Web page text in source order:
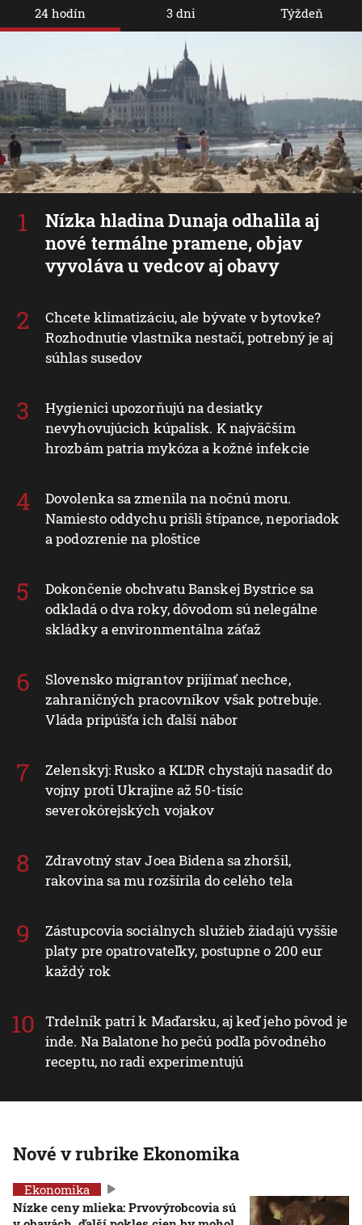
24 hodín
Nízka hladina Dunaja odhalila aj
nové termálne pramene, objav
vyvoláva u vedcov aj obavy
Chcete klimatizáciu, ale bývate v bytovke?
Rozhodnutie vlastníka nestačí, potrebný je aj
súhlas susedov
Hygienici upozorňujú na desiatky
nevyhovujúcich kúpalísk. K najväčším
hrozbám patria mykóza a kožné infekcie
Dovolenka sa zmenila na nočnú moru.
Namiesto oddychu prišli štípance, neporiadok
a podozrenie na ploštice
Dokončenie obchvatu Banskej Bystrice sa
odkladá o dva roky, dôvodom sú nelegálne
skládky a environmentálna záťaž
Slovensko migrantov prijímať nechce,
zahraničných pracovníkov však potrebuje.
Vláda pripúšťa ich ďalší nábor
Zelenskyj: Rusko a KĽDR chystajú nasadiť do
vojny proti Ukrajine až 50-tisíc
severokórejských vojakov
Zdravotný stav Joea Bidena sa zhoršil,
rakovina sa mu rozšírila do celého tela
Zástupcovia sociálnych služieb žiadajú vyššie
platy pre opatrovateľky, postupne o 200 eur
každý rok
Trdelník patrí k Maďarsku, aj keď jeho pôvod je
inde. Na Balatone ho pečú podľa pôvodného
receptu, no radi experimentujú
3 dni Týždeň
Nové v rubrike Ekonomika
Ekonomika
Nízke ceny mlieka: Prvovýrobcovia sú